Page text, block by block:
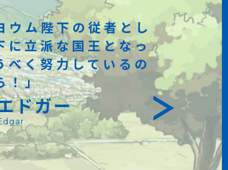
ウム陛下の従者とし
に立派な国王となっ
べく努力しているの
！」
ドガー